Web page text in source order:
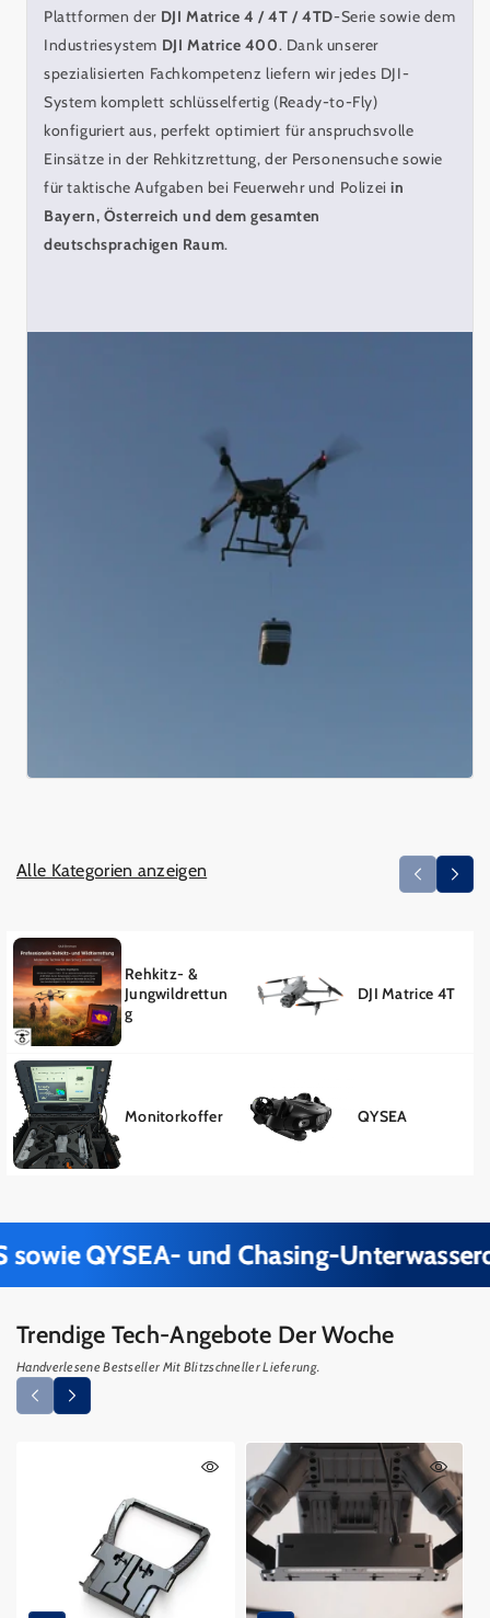
Plattformen der DJI Matrice 4 / 4T / 4TD-Serie sowie dem
Industriesystem DJI Matrice 400. Dank unserer
spezialisierten Fachkompetenz liefern wir jedes DJI-
System komplett schlüsselfertig (Ready-to-Fly)
konfiguriert aus, perfekt optimiert für anspruchsvolle
Einsätze in der Rehkitzrettung, der Personensuche sowie
für taktische Aufgaben bei Feuerwehr und Polizeiin
Bayern, Österreich und dem gesamten
deutschsprachigen Raum.
Alle Kategorien anzeigen
Rehkitz- &
Jungwildrettun
g
Monitorkoffer
DJI Matrice 4T
QYSEA
und Chasing-
Trendige Tech-Angebote Der Woche
Handverlesene Bestseller Mit Blitzschneller Lieferung.